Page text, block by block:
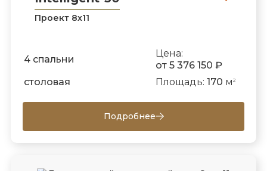
Проект 8х11
4 спальни
Цена:
от 5 376 150 ₽
столовая
Площадь: 170 м 2
Подробнее